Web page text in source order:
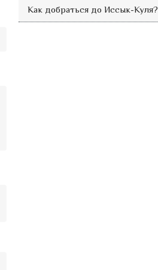
Как добраться до Иссык-Куля?